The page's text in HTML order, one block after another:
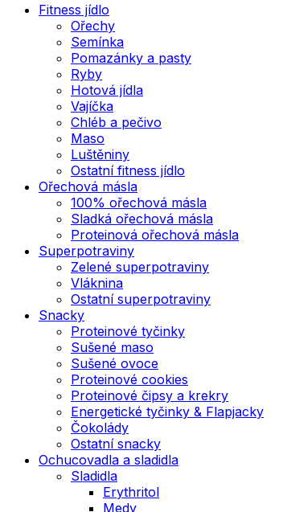
Fitness jídlo
Ořechy
Semínka
Pomazánky a pasty
Ryby
Hotová jídla
Vajíčka
Chléb a pečivo
Maso
Luštěniny
Ostatní fitness jídlo
Ořechová másla
100% ořechová másla
Sladká ořechová másla
Proteinová ořechová másla
Superpotraviny
Zelené superpotraviny
Vláknina
Ostatní superpotraviny
Snacky
Proteinové tyčinky
Sušené maso
Sušené ovoce
Proteinové cookies
Proteinové čipsy a krekry
Energetické tyčinky & Flapjacky
Čokolády
Ostatní snacky
Ochucovadla a sladidla
Sladidla
Erythritol
Medy